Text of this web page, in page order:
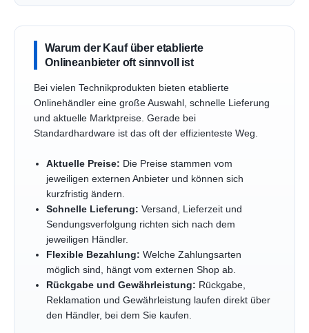
Warum der Kauf über etablierte
Onlineanbieter oft sinnvoll ist
Bei vielen Technikprodukten bieten etablierte
Onlinehändler eine große Auswahl, schnelle Lieferung
und aktuelle Marktpreise. Gerade bei
Standardhardware ist das oft der effizienteste Weg.
Aktuelle Preise: Die Preise stammen vom
jeweiligen externen Anbieter und können sich
kurzfristig ändern.
Schnelle Lieferung: Versand, Lieferzeit und
Sendungsverfolgung richten sich nach dem
jeweiligen Händler.
Flexible Bezahlung: Welche Zahlungsarten
möglich sind, hängt vom externen Shop ab.
Rückgabe und Gewährleistung: Rückgabe,
Reklamation und Gewährleistung laufen direkt über
den Händler, bei dem Sie kaufen.